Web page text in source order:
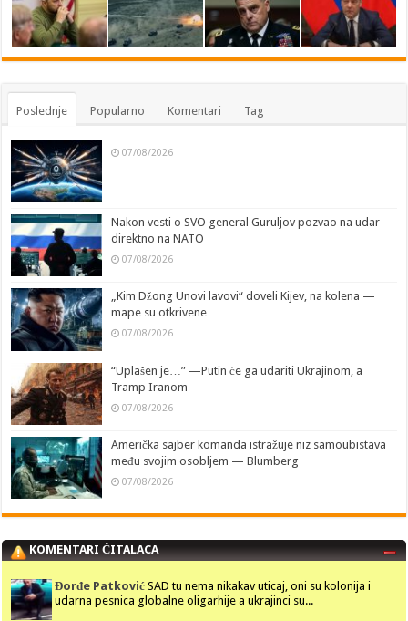
Poslednje Popularno Komentari Tag
07/08/2026
Nakon vesti o SVO general Guruljov pozvao na udar —
direktno na NATO
07/08/2026
„Kim Džong Unovi lavovi“ doveli Kijev, na kolena —
mape su otkrivene…
07/08/2026
“Uplašen je…” —Putin će ga udariti Ukrajinom, a
Tramp Iranom
07/08/2026
Američka sajber komanda istražuje niz samoubistava
među svojim osobljem — Blumberg
07/08/2026
KOMENTARI ČITALACA
Đorđe Patković SAD tu nema nikakav uticaj, oni su kolonija i
udarna pesnica globalne oligarhije a ukrajinci su...